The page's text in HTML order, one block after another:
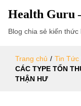
Health Guru
Blog chia sẻ kiến
Trang chủ / Tin Tức
CÁC TYPE TỔN
THẬN HƯ